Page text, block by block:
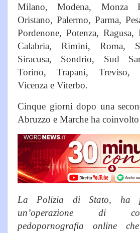
Milano, Modena, Monza
Oristano, Palermo, Parma,
Pordenone, Potenza, Ragusa,
Calabria, Rimini, Roma,
Siracusa, Sondrio, Sud
Torino, Trapani, Treviso,
Vicenza e Viterbo.
Cinque giorni dopo una
Abruzzo e Marche ha coinvolto
La Polizia di Stato, ha
un’operazione di
pedopornografia online